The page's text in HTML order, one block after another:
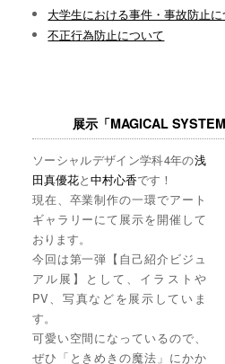
大学生における事件・事故防止に
不正行為防止について
展示「MAGICAL
ソーシャルデザイン学科4年の浅
田真優花と中村心香です！
現在、卒業制作の一環でアート
ギャラリーにて展示を開催して
おります。
今回は第一弾【自己紹介ビジュ
アル展】として、イラストや
PV、写真などを展示していま
す。
可愛い空間になっているので、
ぜひ「ときめきの魔法」にかか